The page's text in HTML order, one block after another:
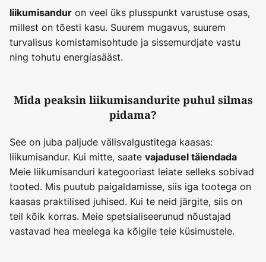
liikumisandur on veel üks plusspunkt varustuse osas,
millest on tõesti kasu. Suurem mugavus, suurem
turvalisus komistamisohtude ja sissemurdjate vastu
ning tohutu energiasääst.
Mida peaksin liikumisandurite puhul silmas
pidama?
See on juba paljude välisvalgustitega kaasas:
liikumisandur. Kui mitte, saate vajadusel täiendada
Meie liikumisanduri kategooriast leiate selleks sobivad
tooted. Mis puutub paigaldamisse, siis iga tootega on
kaasas praktilised juhised. Kui te neid järgite, siis on
teil kõik korras. Meie spetsialiseerunud nõustajad
vastavad hea meelega ka kõigile teie küsimustele.